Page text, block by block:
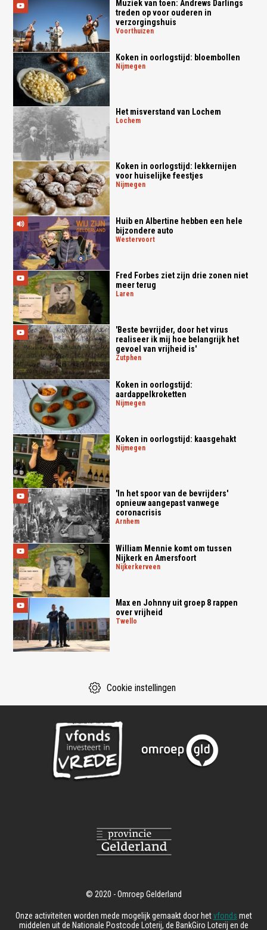
Muziek van toen: Andrews Darlings
treden op voor ouderen in
verzorgingshuis
voorthuizen
Koken in oorlogstijd: bloembollen
nijmegen
Het misverstand van Lochem
lochem
Koken in oorlogstijd: lekkernijen
voor huiselijke feestjes
nijmegen
Huib en Albertine hebben een hele
bijzondere auto
westervoort
Fred Forbes ziet zijn drie zonen niet
meer terug
laren
'Beste bevrijder, door het virus
realiseer ik mij hoe belangrijk het
gevoel van vrijheid is'
zutphen
Koken in oorlogstijd:
aardappelkroketten
nijmegen
Koken in oorlogstijd: kaasgehakt
nijmegen
'In het spoor van de bevrijders'
opnieuw aangepast vanwege
coronacrisis
arnhem
William Mennie komt om tussen
Nijkerk en Amersfoort
nijkerkerveen
Max en Johnny uit groep 8 rappen
over vrijheid
twello
Cookie instellingen
Onze activiteiten worden mede mogelijk gemaakt door hetvfonds met
middelen uit de Nationale Postcode Loterij, de BankGiro Loterij en de